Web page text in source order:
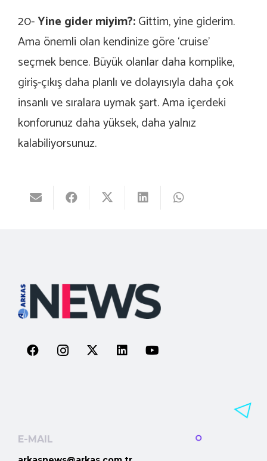
20-Yine gider miyim?:Gittim, yine giderim.
Ama önemli olan kendinize göre ‘cruise’
seçmek bence. Büyük olanlar daha komplike,
giriş-çıkış daha planlı ve dolayısıyla daha çok
insanlı ve sıralara uymak şart. Ama içerdeki
konforunuz daha yüksek, daha yalnız
kalabiliyorsunuz.
E-MAIL